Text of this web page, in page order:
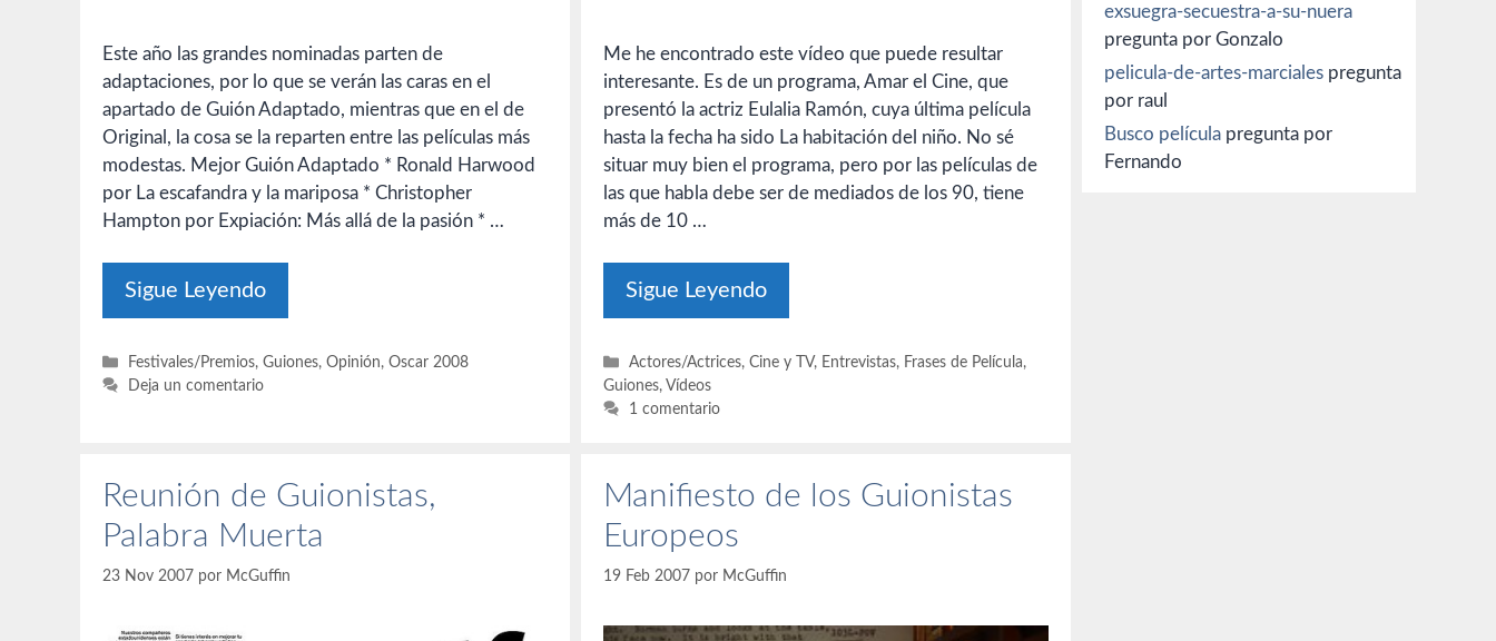
Este año las grandes nominadas parten de
adaptaciones, por lo que se verán las caras en el
apartado de Guión Adaptado, mientras que en el de
Original, la cosa se la reparten entre las películas más
modestas. Mejor Guión Adaptado * Ronald Harwood
por La escafandra y la mariposa * Christopher
Hampton por Expiación: Más allá de la pasión * …
Sigue Leyendo
Categorías
Festivales/Premios,Guiones,Opinión,Oscar 2008
Deja un comentario
Me he encontrado este vídeo que puede resultar
interesante. Es de un programa, Amar el Cine, que
presentó la actriz Eulalia Ramón, cuya última película
hasta la fecha ha sido La habitación del niño. No sé
situar muy bien el programa, pero por las películas de
las que habla debe ser de mediados de los 90, tiene
más de 10 …
Sigue Leyendo
Categorías
Actores/Actrices,Cine y TV, Entrevistas, Frases de Película,
Guiones, Vídeos
1 comentario
Reunión de Guionistas,
Palabra Muerta
23 Nov 2007 por McGuffin
Manifiesto de los Guionistas
Europeos
19 Feb 2007 por McGuffin
exsuegra-secuestra-a-su-nuera
pregunta por Gonzalo
pelicula-de-artes-marciales pregunta
por raul
Busco película pregunta por
Fernando